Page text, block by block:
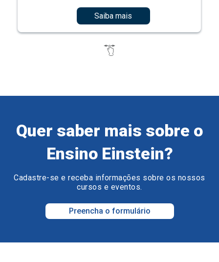
Saiba mais
Quer saber mais sobre o
Ensino Einstein?
Cadastre-se e receba informações sobre os nossos
cursos e eventos.
Preencha o formulário